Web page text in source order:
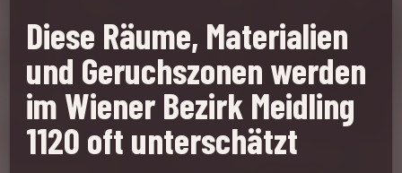
Diese Räume, Materialien
und Geruchszonen werden
im Wiener Bezirk Meidling
1120 oft unterschätzt